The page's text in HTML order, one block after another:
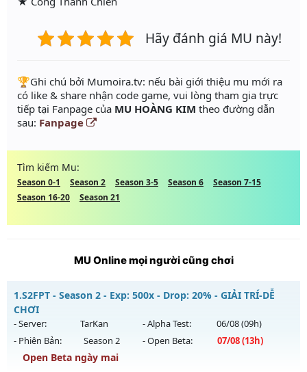
Hãy đánh giá MU này!
️🏆Ghi chú bởi Mumoira.tv: nếu bài giới thiệu mu mới ra
có like & share nhận code game, vui lòng tham gia trực
tiếp tại Fanpage của MU HOÀNG KIM theo đường dẫn
sau: Fanpage
Tìm kiếm Mu:
Season 0-1 Season 2 Season 3-5 Season 6
Season 7-15
Season 16-20
Season 21
MU Online mọi người cũng chơi
1.S2FPT - Season 2 - Exp: 500x - Drop: 20% - GIẢI TRÍ-DỄ
CHƠI
- Server: TarKan - Alpha Test: 06/08(09h)
- Phiên Bản:
Season 2 - Open Beta: 07/08(13h)
Open Beta ngày mai